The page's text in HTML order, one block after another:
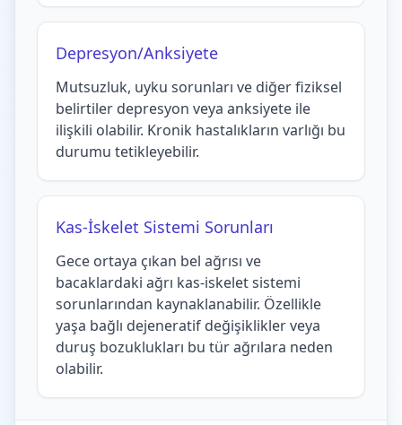
Depresyon/Anksiyete
Mutsuzluk, uyku sorunları ve diğer fiziksel
belirtiler depresyon veya anksiyete ile
ilişkili olabilir. Kronik hastalıkların varlığı bu
durumu tetikleyebilir.
Kas-İskelet Sistemi Sorunları
Gece ortaya çıkan bel ağrısı ve
bacaklardaki ağrı kas-iskelet sistemi
sorunlarından kaynaklanabilir. Özellikle
yaşa bağlı dejeneratif değişiklikler veya
duruş bozuklukları bu tür ağrılara neden
olabilir.